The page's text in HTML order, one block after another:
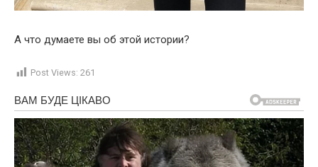
А что думаете вы об этой истории?
Post Views: 261